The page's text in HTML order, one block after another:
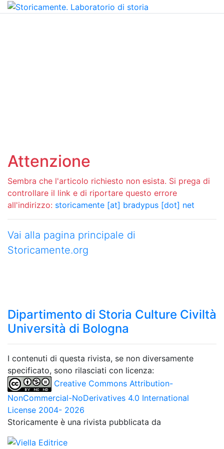
Attenzione
Sembra che l'articolo richiesto non esista. Si prega di
controllare il link e di riportare questo errore
all'indirizzo: storicamente [at] bradypus [dot] net
Vai alla pagina principale di
Storicamente.org
Dipartimento di Storia Culture Civiltà
Università di Bologna
I contenuti di questa rivista, se non diversamente
specificato, sono rilasciati con licenza:
Creative Commons Attribution-
NonCommercial-NoDerivatives 4.0 International
License 2004- 2026
Storicamente è una rivista pubblicata da